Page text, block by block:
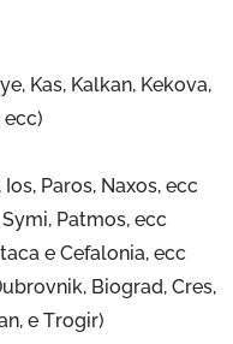
Kas, Kalkan, Kekova,
ecc)
Paros, Naxos, ecc
Patmos, ecc
e Cefalonia, ecc
Biograd, Cres,
e Trogir)